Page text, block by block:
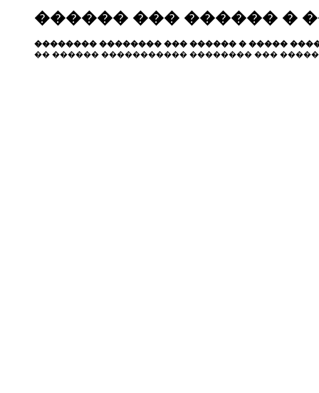
������ ��� ������ �
�������� �������� ��� ������ � �����
�� ������ ����������� �������� ���